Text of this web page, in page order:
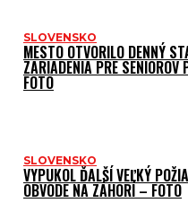
SLOVENSKO
MESTO OTVORILO DENNÝ
ZARIADENIA PRE
FOTO
SLOVENSKO
VYPUKOL ĎALŠÍ VEĽKÝ
OBVODE NA ZÁHORÍ – FOTO